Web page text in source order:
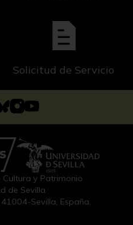
Solicitud de Servicio
Cultura y Patrimonio
de Sevilla
41004-Sevilla, España.